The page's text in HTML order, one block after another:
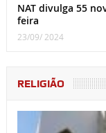
NAT divulga 55
feira
23/09/ 2024
RELIGIÃO